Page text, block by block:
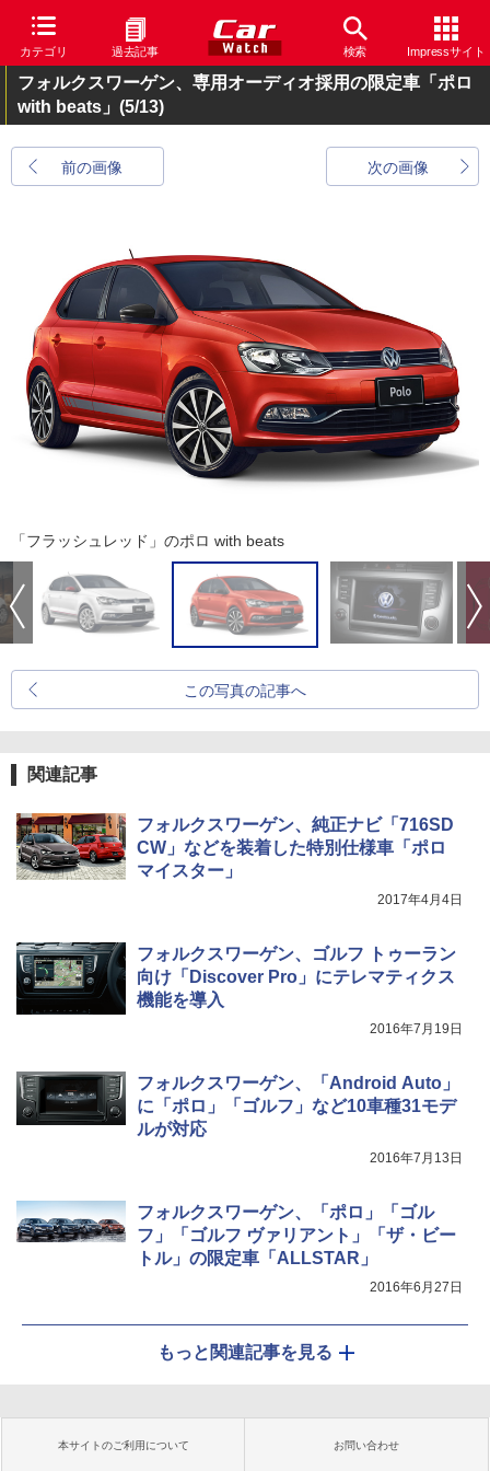
カテゴリ 過去記事 検索 Impressサイト
フォルクスワーゲン、専用オーディオ採用の限定車「ポロ
with beats」 (5/13)
前の画像 次の画像
「フラッシュレッド」のポロ with beats
この写真の記事へ
関連記事
フォルクスワーゲン、純正ナビ「716SD
CW」などを装着した特別仕様車「ポロ
マイスター」
2017年4月4日
フォルクスワーゲン、ゴルフ トゥーラン
向け「Discover Pro」にテレマティクス
機能を導入
2016年7月19日
フォルクスワーゲン、「Android Auto」
に「ポロ」「ゴルフ」など10車種31モデ
ルが対応
2016年7月13日
フォルクスワーゲン、「ポロ」「ゴル
フ」「ゴルフ ヴァリアント」「ザ・ビー
トル」の限定車「ALLSTAR」
2016年6月27日
もっと関連記事を見る
本サイトのご利用について お問い合わせ